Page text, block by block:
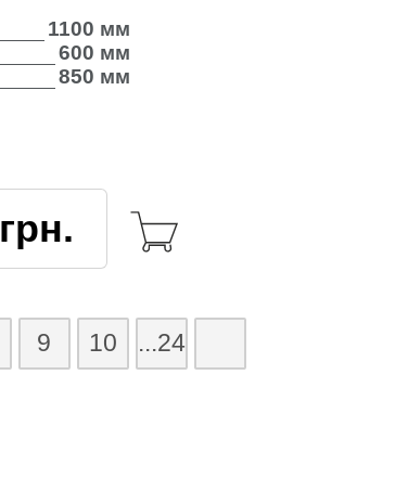
1100 мм
600 мм
850 мм
грн.
9 10 ...24